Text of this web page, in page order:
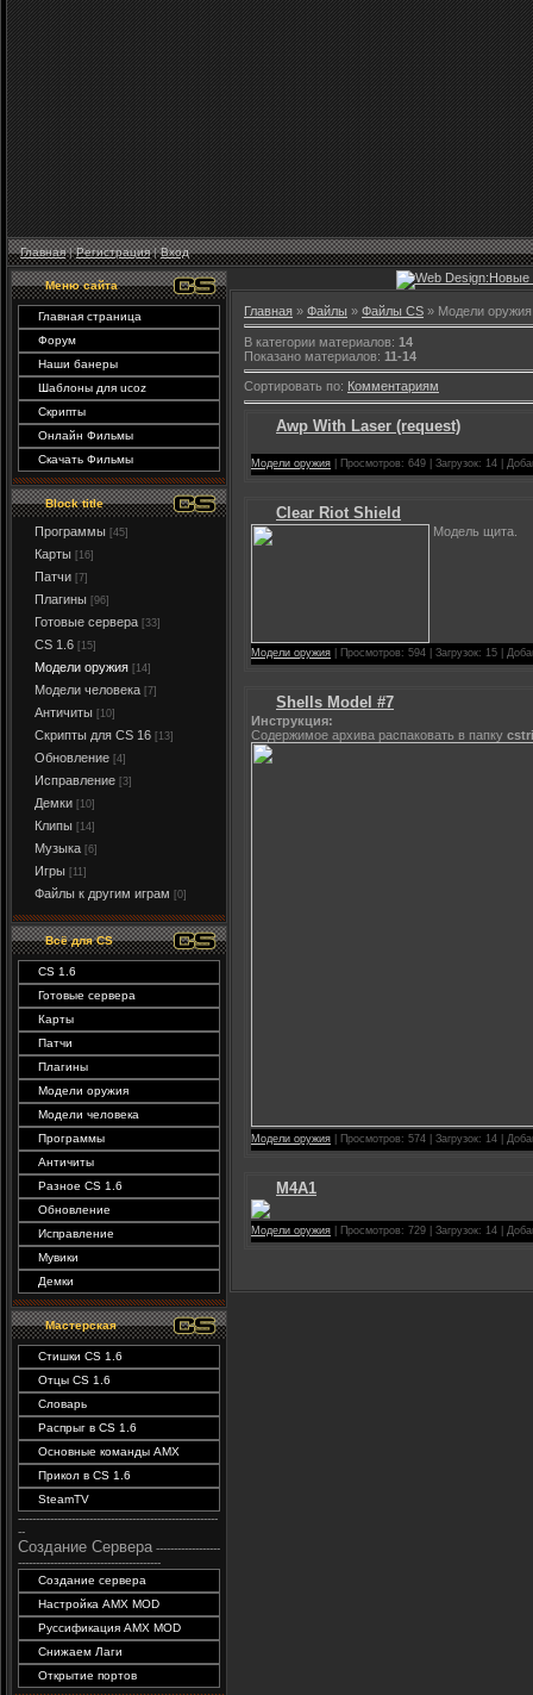
Главная|Регистрация|Вход
Меню сайта
Главная страница
Форум
Наши банеры
Шаблоны для ucoz
Скрипты
Онлайн Фильмы
Скачать Фильмы
Block title
Программы [45]
Карты [16]
Патчи [7]
Плагины [96]
Готовые сервера [33]
CS 1.6 [15]
Модели оружия [14]
Модели человека [7]
Античиты [10]
Скрипты для CS 16 [13]
Обновление [4]
Исправление [3]
Демки [10]
Клипы [14]
Музыка [6]
Игры [11]
Файлы к другим играм [0]
Вcё для CS
CS 1.6
Готовые сервера
Карты
Патчи
Плагины
Модели оружия
Модели человека
Программы
Античиты
Разное CS 1.6
Обновление
Исправление
Мувики
Демки
Мастерская
Стишки CS 1.6
Отцы CS 1.6
Словарь
Распрыг в CS 1.6
Основные команды AMX
Прикол в CS 1.6
SteamTV
--------------------------------------------------------
--
Создание Сервера ------------------
----------------------------------------
Создание сервера
Настройка AMX MOD
Руссификация AMX MOD
Снижаем Лаги
Открытие портов
Главная » Файлы » Файлы CS » Модели оружия
В категории материалов: 14
Показано материалов: 11-14
Сортировать по: Комментариям
Awp With Laser (request)
Модели оружия | Просмотров: 649 | Загрузок: 14 |
Clear Riot Shield
Модель щита.
Модели оружия | Просмотров: 594 | Загрузок: 15 |
Shells Model #7
Инструкция:
Содержимое архива распаковать в папку
Модели оружия | Просмотров: 574 | Загрузок: 14 |
M4A1
Модели оружия | Просмотров: 729 | Загрузок: 14 |